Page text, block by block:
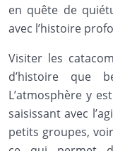
en quête de
avec l’histoire
Visiter les
d’histoire que
L’atmosphère y
saisissant avec
petits groupes,